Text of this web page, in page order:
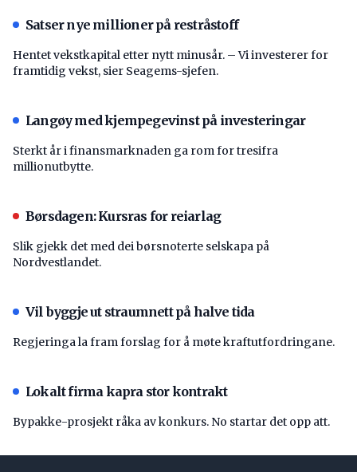
Satser nye millioner på restråstoff
Hentet vekstkapital etter nytt minusår. – Vi investerer for
framtidig vekst, sier Seagems-sjefen.
Langøy med kjempegevinst på investeringar
Sterkt år i finansmarknaden ga rom for tresifra
millionutbytte.
Børsdagen: Kursras for reiarlag
Slik gjekk det med dei børsnoterte selskapa på
Nordvestlandet.
Vil byggje ut straumnett på halve tida
Regjeringa la fram forslag for å møte kraftutfordringane.
Lokalt firma kapra stor kontrakt
Bypakke-prosjekt råka av konkurs. No startar det opp att.